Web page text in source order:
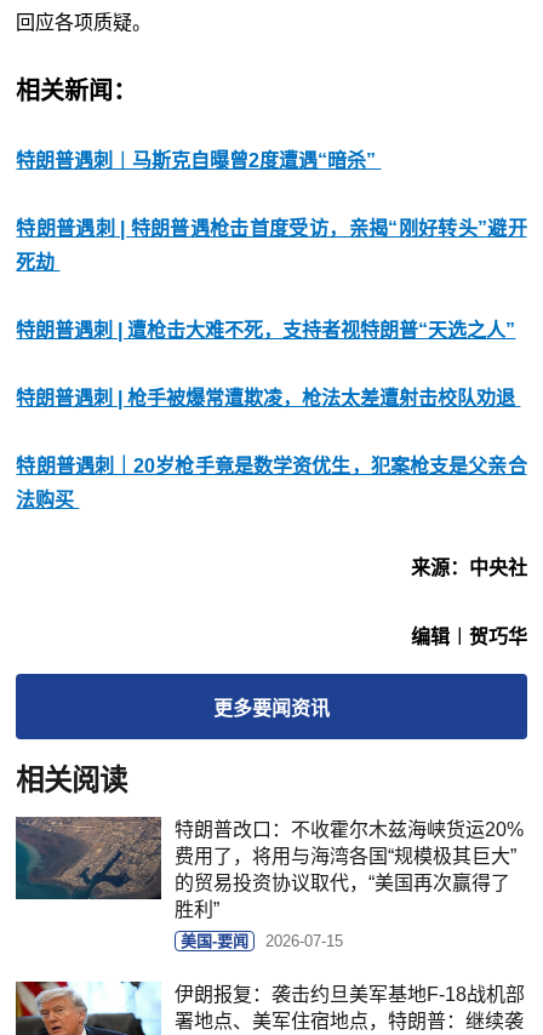
回应各项质疑。
相关新闻：
特朗普遇刺︱马斯克自曝曾2度遭遇“暗杀”
特朗普遇刺 | 特朗普遇枪击首度受访，亲揭“刚好转头”避开
死劫
特朗普遇刺 | 遭枪击大难不死，支持者视特朗普“天选之人”
特朗普遇刺 | 枪手被爆常遭欺凌，枪法太差遭射击校队劝退
特朗普遇刺｜20岁枪手竟是数学资优生，犯案枪支是父亲合
法购买
来源：中央社
编辑︱贺巧华
更多要闻资讯
相关阅读
特朗普改口：不收霍尔木兹海峡货运20%
费用了，将用与海湾各国“规模极其巨大”
的贸易投资协议取代，“美国再次赢得了
胜利”
美国-要闻 2026-07-15
伊朗报复：袭击约旦美军基地F-18战机部
署地点、美军住宿地点，特朗普：继续袭